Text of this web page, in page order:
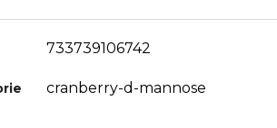
733739106742
cranberry-d-mannose